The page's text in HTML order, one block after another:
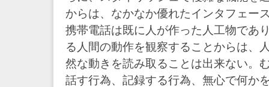
からは、なかなか優れたインタフェー
携帯電話は既に人が作った人工物であ
る人間の動作を観察することからは、
然な動きを読み取ることは出来ない。
話す行為、記録する行為、無心で何か